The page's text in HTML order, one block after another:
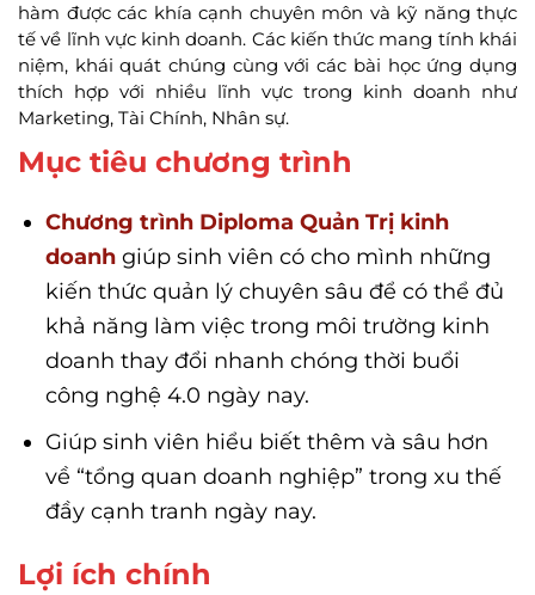
hàm được các khía cạnh chuyên môn và kỹ năng thực
tế về lĩnh vực kinh doanh. Các kiến thức mang tính khái
niệm, khái quát chúng cùng với các bài học ứng dụng
thích hợp với nhiều lĩnh vực trong kinh doanh như
Marketing, Tài Chính, Nhân sự.
Mục tiêu chương trình
Chương trình Diploma Quản Trị kinh
doanh giúp sinh viên có cho mình những
kiến thức quản lý chuyên sâu để có thể đủ
khả năng làm việc trong môi trường kinh
doanh thay đổi nhanh chóng thời buổi
công nghệ 4.0 ngày nay.
Giúp sinh viên hiểu biết thêm và sâu hơn
về “tổng quan doanh nghiệp” trong xu thế
đầy cạnh tranh ngày nay.
Lợi ích chính